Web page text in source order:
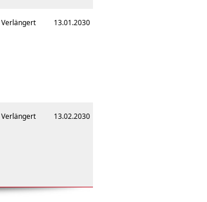
Verlängert 13.01.2030
Verlängert 13.02.2030